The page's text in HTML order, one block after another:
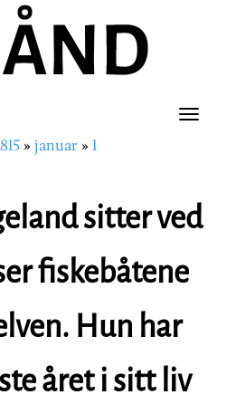
Toggle
januar 1
sitter ved
fiskebåtene
Hun har
året i sitt liv